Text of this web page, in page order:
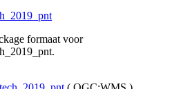
formaat voor